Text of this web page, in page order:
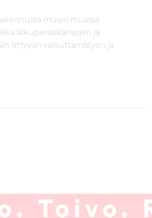
muun muassa
alkuperäiskansojen ja
liittyvän vaikuttamistyön ja